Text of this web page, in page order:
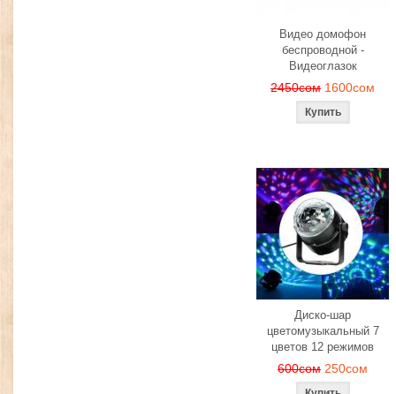
Видео домофон
беспроводной -
Видеоглазок
2450сом 1600сом
Диско-шар
цветомузыкальный 7
цветов 12 режимов
600сом 250сом